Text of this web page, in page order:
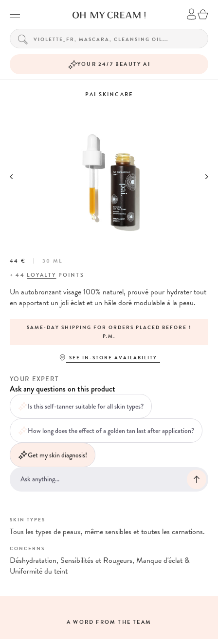
YOUR 24/7 BEAUTY AI
PAI SKINCARE
44 €
30 ML
+44 LOYALTY POINTS
Un autobronzant visage 100% naturel, prouvé pour hydrater tout
en apportant un joli éclat et un hâle doré modulable à la peau.
SAME-DAY SHIPPING FOR ORDERS PLACED BEFORE 1
P.M.
SEE IN-STORE AVAILABILITY
YOUR EXPERT
Ask any questions on this product
Is this self-tanner suitable for all skin types?
How long does the effect of a golden tan last after application?
Get my skin diagnosis!
SKIN TYPES
Tous les types de peaux, même sensibles et toutes les carnations.
CONCERNS
Déshydratation, Sensibilités et Rougeurs, Manque d'éclat &
Uniformité du teint
A WORD FROM THE TEAM